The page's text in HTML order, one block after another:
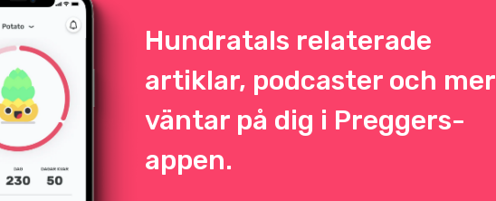
Hundratals relaterade
artiklar, podcaster och mer
väntar på dig i Preggers-
appen.